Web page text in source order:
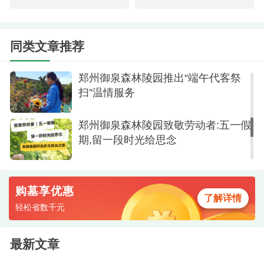
同类文章推荐——父亲的爱沉默如山
郑州御泉森林陵园推出“端午代客祭
扫”温情服务
郑州御泉森林陵园致敬劳动者:五一假
期,留一段时光给思念
购墓享优惠
轻松省数千元
了解详情
最新文章